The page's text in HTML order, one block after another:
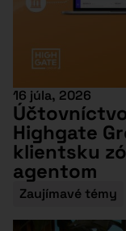
16 júla, 2026
Highgate
klientsku
agentom
Zaujímavé témy